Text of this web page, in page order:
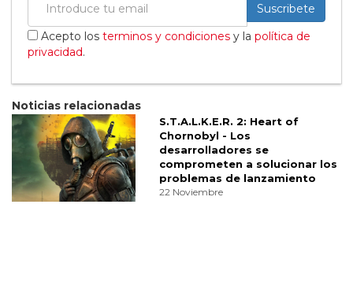
Suscribete
Acepto los terminos y condiciones y la política de
privacidad.
Noticias relacionadas
S.T.A.L.K.E.R. 2: Heart of
Chornobyl - Los
desarrolladores se
comprometen a solucionar los
problemas de lanzamiento
22 Noviembre